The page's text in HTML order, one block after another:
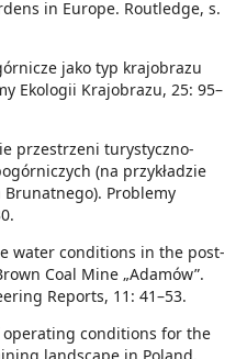
in Europe. Routledge, s.
jako typ krajobrazu
Ekologii Krajobrazu, 25: 95–
przestrzeni turystyczno-
(na przykładzie
Brunatnego). Problemy
water conditions in the post-
Coal Mine „Adamów”.
Reports, 11: 41–53.
operating conditions for the